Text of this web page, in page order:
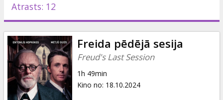
Pasākumi
Ziņas
Dāvanu
kartes
Atrasts: 12
Freida pēdējā sesija
Freud's Last Session
1h 49min
Kino no: 18.10.2024